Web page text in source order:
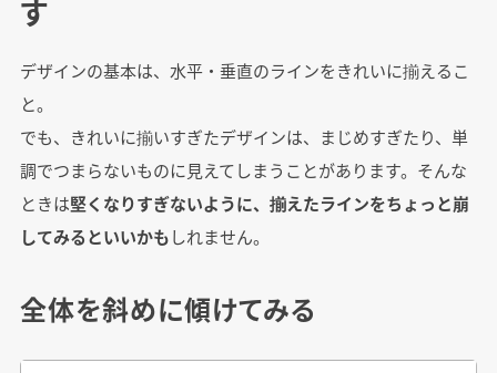
す
デザインの基本は、水平・垂直のラインをきれいに揃えるこ
と。
でも、きれいに揃いすぎたデザインは、まじめすぎたり、単
調でつまらないものに見えてしまうことがあります。そんな
ときは堅くなりすぎないように、揃えたラインをちょっと崩
してみるといいかもしれません。
全体を斜めに傾けてみる